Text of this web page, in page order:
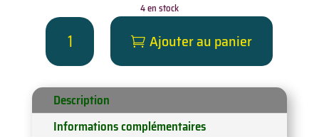
4 en stock
quantité
Echarpe
et
jaune
Ajouter au panier
Description
Informations complémentaires